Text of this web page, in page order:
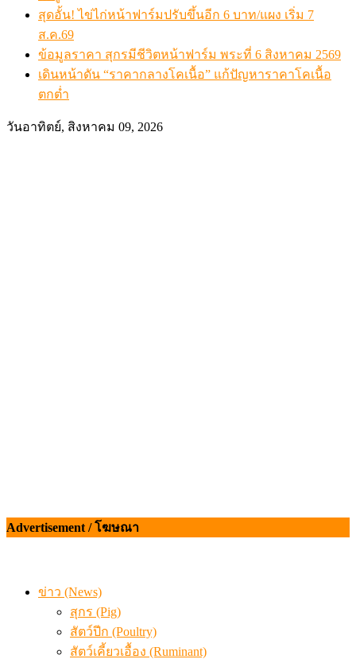
สุดอั้น! ไข่ไก่หน้าฟาร์มปรับขึ้นอีก 6 บาท/แผง เริ่ม 7
ส.ค.69
ข้อมูลราคา สุกรมีชีวิตหน้าฟาร์ม พระที่ 6 สิงหาคม 2569
เดินหน้าดัน “ราคากลางโคเนื้อ” แก้ปัญหาราคาโคเนื้อ
ตกต่ำ
วันอาทิตย์, สิงหาคม 09, 2026
Advertisement / โฆษณา
ข่าว (News)
สุกร (Pig)
สัตว์ปีก (Poultry)
สัตว์เคี้ยวเอื้อง (Ruminant)